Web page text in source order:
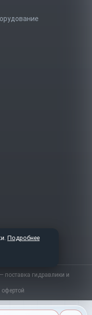
поставка гидравлики и
Подробнее